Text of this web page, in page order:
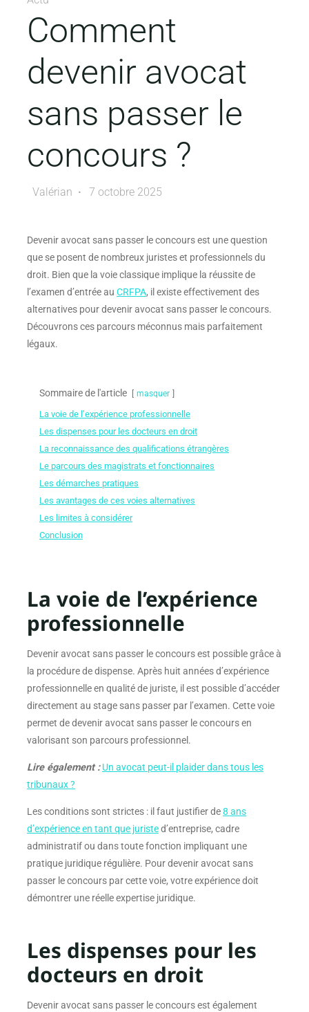
Comment
devenir avocat
sans passer le
concours ?
Valérian 7 octobre 2025
Devenir avocat sans passer le concours est une question
que se posent de nombreux juristes et professionnels du
droit. Bien que la voie classique implique la réussite de
l’examen d’entrée au CRFPA, il existe effectivement des
alternatives pour devenir avocat sans passer le concours.
Découvrons ces parcours méconnus mais parfaitement
légaux.
Sommaire de l'article masquer
La voie de l’expérience professionnelle
Les dispenses pour les docteurs en droit
La reconnaissance des qualifications étrangères
Le parcours des magistrats et fonctionnaires
Les démarches pratiques
Les avantages de ces voies alternatives
Les limites à considérer
Conclusion
La voie de l’expérience
professionnelle
Devenir avocat sans passer le concours est possible grâce à
la procédure de dispense. Après huit années d’expérience
professionnelle en qualité de juriste, il est possible d’accéder
directement au stage sans passer par l’examen. Cette voie
permet de devenir avocat sans passer le concours en
valorisant son parcours professionnel.
Lire également : Un avocat peut-il plaider dans tous les
tribunaux ?
Les conditions sont strictes : il faut justifier de8 ans
d’expérience en tant que juristed’entreprise, cadre
administratif ou dans toute fonction impliquant une
pratique juridique régulière. Pour devenir avocat sans
passer le concours par cette voie, votre expérience doit
démontrer une réelle expertise juridique.
Les dispenses pour les
docteurs en droit
Devenir avocat sans passer le concours est également